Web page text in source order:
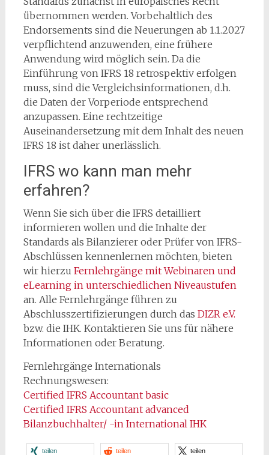
übernommen werden. Vorbehaltlich des
Endorsements sind die Neuerungen ab 1.1.2027
verpflichtend anzuwenden, eine frühere
Anwendung wird möglich sein. Da die
Einführung von IFRS 18 retrospektiv erfolgen
muss, sind die Vergleichsinformationen, d.h.
die Daten der Vorperiode entsprechend
anzupassen. Eine rechtzeitige
Auseinandersetzung mit dem Inhalt des neuen
IFRS 18 ist daher unerlässlich.
IFRS wo kann man mehr
erfahren?
Wenn Sie sich über die IFRS detailliert
informieren wollen und die Inhalte der
Standards als Bilanzierer oder Prüfer von IFRS-
Abschlüssen kennenlernen möchten, bieten
wir hierzu Fernlehrgänge mit Webinaren und
eLearning in unterschiedlichen Niveaustufen
an. Alle Fernlehrgänge führen zu
Abschlusszertifizierungen durch das DIZR e.V.
bzw. die IHK. Kontaktieren Sie uns für nähere
Informationen oder Beratung.
Fernlehrgänge Internationals
Rechnungswesen:
Certified IFRS Accountant basic
Certified IFRS Accountant advanced
Bilanzbuchhalter/ -in International IHK
teilen teilen teilen